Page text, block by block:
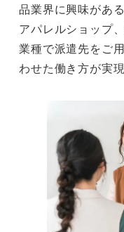
品業界に興味があ
アパレルショップ
業種で派遣先をご
わせた働き方が実現